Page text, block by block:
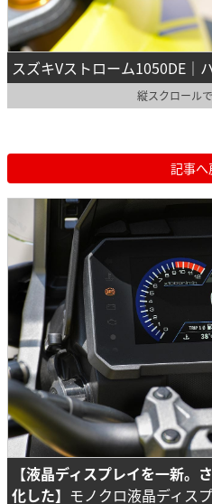
スズキVストローム1050DE｜
縦スクロール
記事へ
【液晶ディスプレイを一新。
化した】 モノクロ液晶ディス